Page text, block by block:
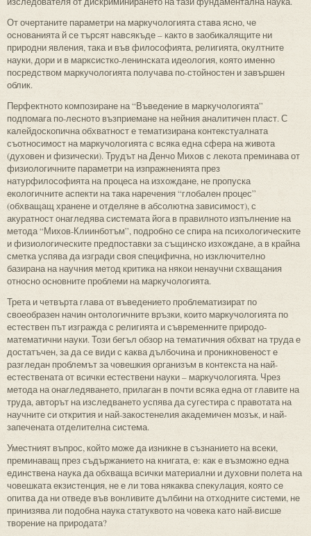
От очертаните параметри на маркучологията става ясно, че
основанията й се търсят навсякъде – както в заобикалящите ни
природни явления, така и във философията, религията, окултните
науки, дори и в марксистко-ленинската идеология, която именно
посредством маркучологията получава по-стойностен и завършен
облик.
Перфектното композиране на “Въведение в маркучологията”
подпомага по-лесното възприемане на нейния аналитичен пласт. С
калейдоскопична обхватност е тематизирана контекстуалната
съотносимост на маркучологията с всяка една сфера на живота
(духовен и физически). Трудът на Денчо Михов с лекота преминава от
физиологичните параметри на изпражненията през
натурфилософията на процеса на изхождане, не пропуска
екологичните аспекти на така наречения “глобален процес”
(обхващащ хранене и отделяне в абсолютна зависимост), с
акуратност онагледява системата йога в правилното изпълнение на
метода “Михов-Клиинботъм”, подробно се спира на психологическите
и физиологическите предпоставки за същинско изхождане, а в крайна
сметка успява да изгради своя специфична, но изключително
базирана на научния метод критика на някои ненаучни схващания
относно основните проблеми на маркучологията.
Трета и четвърта глава от въведението проблематизират по
своеобразен начин онтологичните връзки, които маркучологията по
естествен път изгражда с религията и съвременните природо-
математични науки. Този бегъл обзор на тематичния обхват на труда е
достатъчен, за да се види с каква дълбочина и проникновеност е
разгледан проблемът за човешкия организъм в контекста на най-
естествената от всички естествени науки – маркучологията. Чрез
метода на онагледяването, прилаган в почти всяка една от главите на
труда, авторът на изследването успява да сугестира с правотата на
научните си открития и най-закостенелия академичен мозък, и най-
запечената отделителна система.
Уместният въпрос, който може да изникне в съзнанието на всеки,
преминаващ през съдържанието на книгата, е: как е възможно една
единствена наука да обхваща всички материални и духовни полета на
човешката екзистенция, не е ли това някаква спекулация, която се
опитва да ни отведе във вонливите дълбини на отходните системи, не
принизява ли подобна наука статуквото на човека като най-висше
творение на природата?